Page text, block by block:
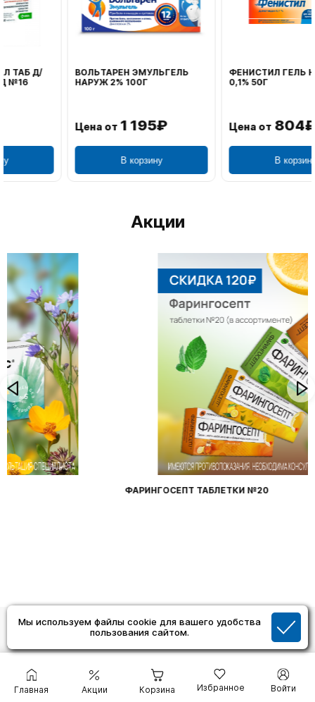
Мы используем файлы cookie для вашего удобства
пользования сайтом.
Главная Акции Корзина Избранное Войти
ВОЛЬТАРЕН ЭМУЛЬГЕЛЬ
НАРУЖ 2% 100Г
1 195₽
ФЕНИСТИЛ ГЕЛЬ НАРУЖ
804₽
Акции
ФАРИНГОСЕПТ ТАБЛЕТКИ №20
Помощь
Обмен и возврат товара
Как удалить аккаунт с сайта